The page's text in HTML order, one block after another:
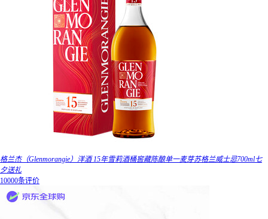
格兰杰（Glenmorangie）洋酒 15年雪莉酒桶窖藏陈酿单一麦芽苏格兰威士忌700ml七
夕送礼
10000条评价